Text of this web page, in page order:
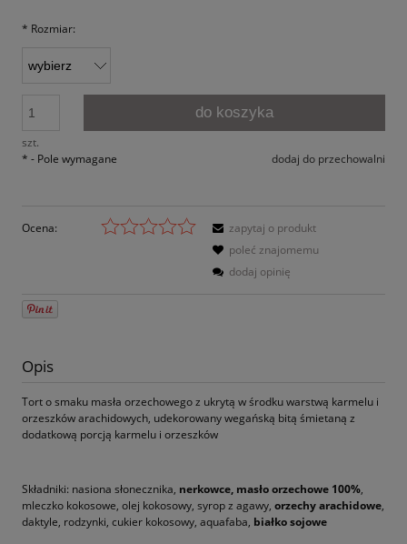
* Rozmiar:
szt.
do koszyka
dodaj do przechowalni
* - Pole wymagane
Ocena:
zapytaj o produkt
poleć znajomemu
dodaj opinię
Opis
Tort o smaku masła orzechowego z ukrytą w środku warstwą karmelu i
orzeszków arachidowych, udekorowany wegańską bitą śmietaną z
dodatkową porcją karmelu i orzeszków
Składniki: nasiona słonecznika, nerkowce, masło orzechowe 100%,
mleczko kokosowe, olej kokosowy, syrop z agawy, orzechy arachidowe,
daktyle, rodzynki, cukier kokosowy, aquafaba, białko sojowe